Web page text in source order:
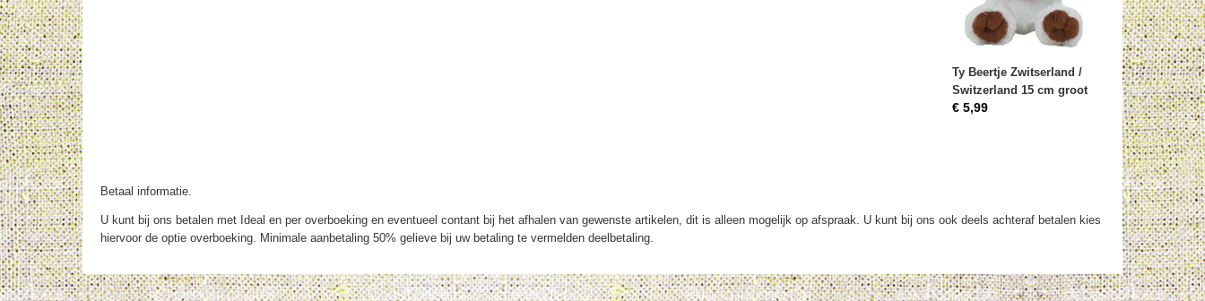
Ty Beertje Zwitserland /
Switzerland 15 cm groot
€ 5,99
Betaal informatie.
U kunt bij ons betalen met Ideal en per overboeking en eventueel contant bij het afhalen van gewenste artikelen, dit is alleen mogelijk op afspraak. U kunt bij ons ook deels achteraf betalen kies
hiervoor de optie overboeking. Minimale aanbetaling 50% gelieve bij uw betaling te vermelden deelbetaling.